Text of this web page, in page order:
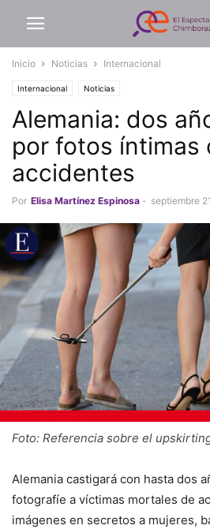
Inicio Noticias Internacional
Internacional Noticias
Alemania: dos
por fotos íntimas
accidentes
Por Elisa Martínez Espinosa - septiembre
Foto: Referencia sobre el
Alemania castigará con hasta dos
fotografíe a víctimas mortales de
imágenes en secretos a mujeres,